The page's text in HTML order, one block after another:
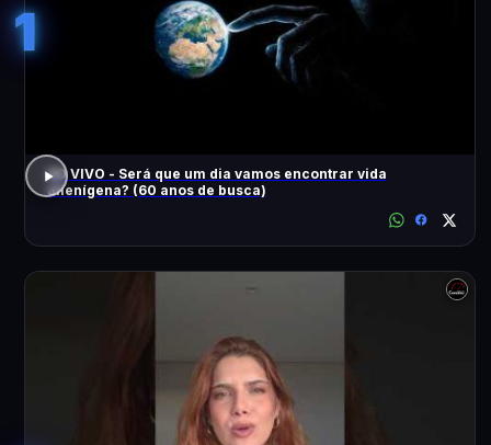
1
AO VIVO - Será que um dia vamos encontrar vida
alienígena? (60 anos de busca)